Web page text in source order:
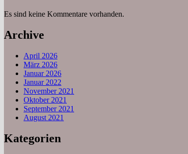
Es sind keine Kommentare vorhanden.
Archive
April 2026
März 2026
Januar 2026
Januar 2022
November 2021
Oktober 2021
September 2021
August 2021
Kategorien